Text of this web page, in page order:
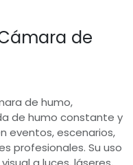
de
de humo,
de humo constante y
eventos, escenarios,
profesionales. Su uso